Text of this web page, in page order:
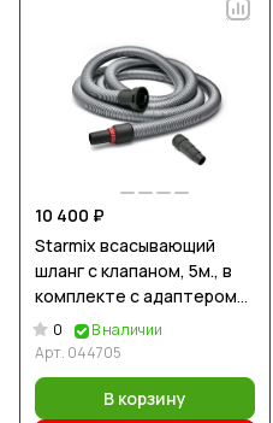
10 400 ₽
Starmix всасывающий
шланг с клапаном, 5м., в
комплекте с адаптером
(комплектация EW)
0
В наличии
Арт. 044705
В корзину